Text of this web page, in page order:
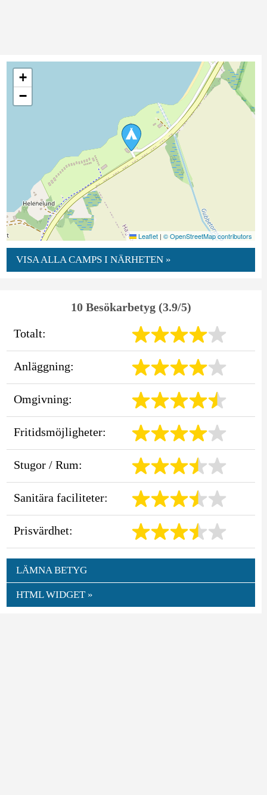
+
−
Leaflet | © OpenStreetMap contributors
VISA ALLA CAMPS I NÄRHETEN »
10 Besökarbetyg (3.9/5)
Totalt:
Anläggning:
Omgivning:
Fritidsmöjligheter:
Stugor / Rum:
Sanitära faciliteter:
Prisvärdhet:
LÄMNA BETYG
HTML WIDGET »